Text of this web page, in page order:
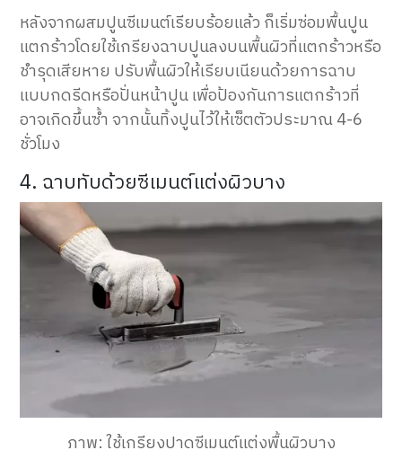
หลังจากผสมปูนซีเมนต์เรียบร้อยแล้ว ก็เริ่มซ่อมพื้นปูน
แตกร้าวโดยใช้เกรียงฉาบปูนลงบนพื้นผิวที่แตกร้าวหรือ
ชำรุดเสียหาย ปรับพื้นผิวให้เรียบเนียนด้วยการฉาบ
แบบกดรีดหรือปั่นหน้าปูน เพื่อป้องกันการแตกร้าวที่
อาจเกิดขึ้นซ้ำ จากนั้นทิ้งปูนไว้ให้เซ็ตตัวประมาณ 4-6
ชั่วโมง
4. ฉาบทับด้วยซีเมนต์แต่งผิวบาง
ภาพ: ใช้เกรียงปาดซีเมนต์แต่งพื้นผิวบาง